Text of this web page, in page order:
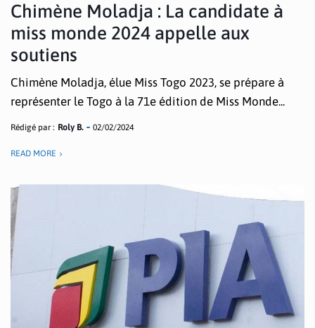
Chimène Moladja : La candidate à
miss monde 2024 appelle aux
soutiens
Chimène Moladja, élue Miss Togo 2023, se prépare à
représenter le Togo à la 71e édition de Miss Monde...
Rédigé par : Roly B. 02/02/2024
READ MORE